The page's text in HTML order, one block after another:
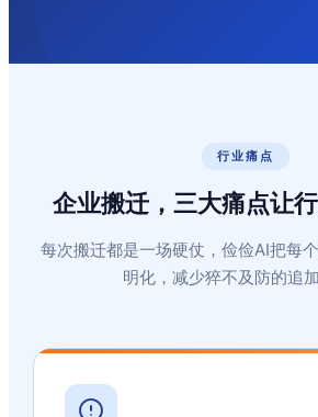
行业痛点
企业搬迁，三大痛点让
每次搬迁都是一场硬仗，俭俭AI把每
明化，减少猝不及防的追加